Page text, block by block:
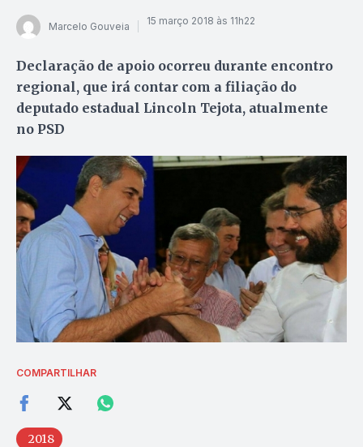
Marcelo Gouveia 15 março 2018 às 11h22
Declaração de apoio ocorreu durante encontro
regional, que irá contar com a filiação do
deputado estadual Lincoln Tejota, atualmente
no PSD
COMPARTILHAR
2018